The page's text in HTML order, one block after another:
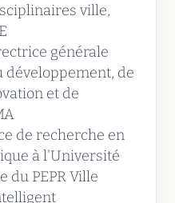
ville,
générale
de
et de
de recherche en
à l'Université
du PEPR Ville